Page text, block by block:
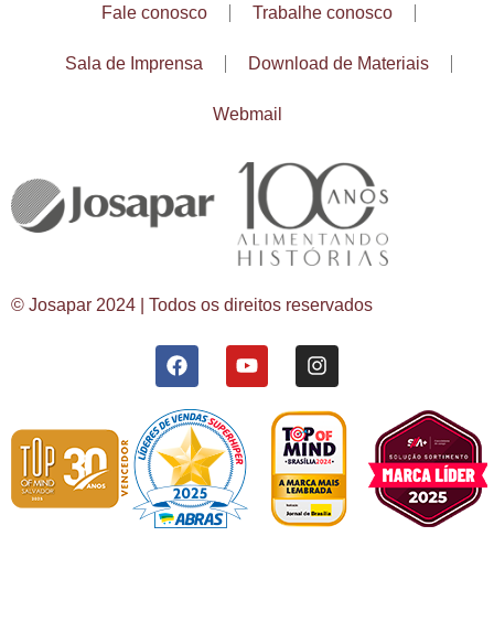
Fale conosco Trabalhe conosco
Sala de Imprensa Download de Materiais
Webmail
© Josapar 2024 | Todos os direitos reservados